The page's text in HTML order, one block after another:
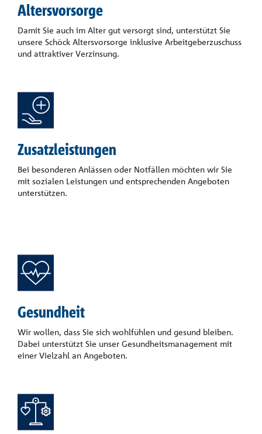
Altersvorsorge
Damit Sie auch im Alter gut versorgt sind, unterstützt Sie
unsere Schöck Altersvorsorge inklusive Arbeitgeberzuschuss
und attraktiver Verzinsung.
Zusatzleistungen
Bei besonderen Anlässen oder Notfällen möchten wir Sie
mit sozialen Leistungen und entsprechenden Angeboten
unterstützen.
Gesundheit
Wir wollen, dass Sie sich wohlfühlen und gesund bleiben.
Dabei unterstützt Sie unser Gesundheitsmanagement mit
einer Vielzahl an Angeboten.